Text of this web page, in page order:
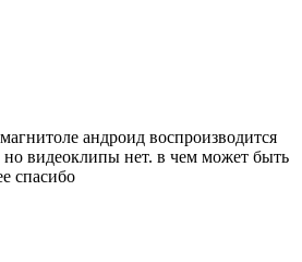
андроид воспроизводится
видеоклипы нет. в чем может быть
спасибо